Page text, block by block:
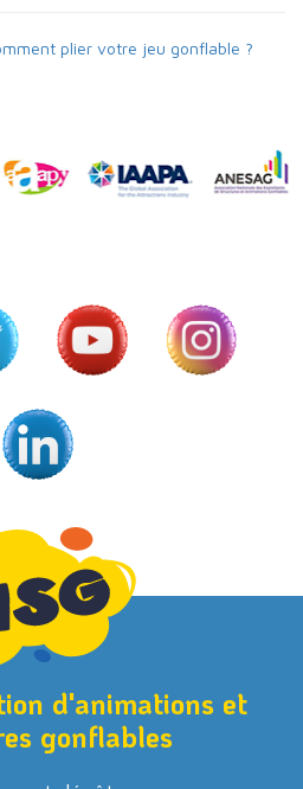
plier votre jeu gonflable ?
d'animations et
gonflables